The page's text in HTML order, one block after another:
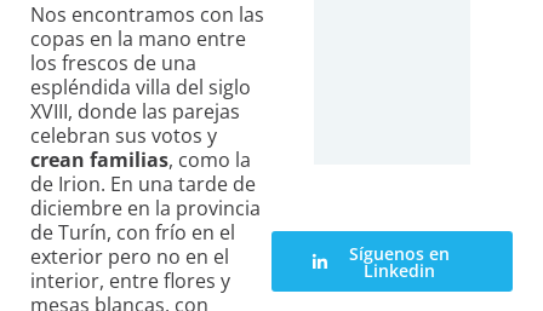
Nos encontramos con las
copas en la mano entre
los frescos de una
espléndida villa del siglo
XVIII, donde las parejas
celebran sus votos y
crean familias, como la
de Irion. En una tarde de
diciembre en la provincia
de Turín, con frío en el
exterior pero no en el
interior, entre flores y
mesas blancas, con
Síguenos en
Linkedin